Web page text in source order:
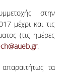
στην
μέχρι και τις
(τις ημέρες
.
τα